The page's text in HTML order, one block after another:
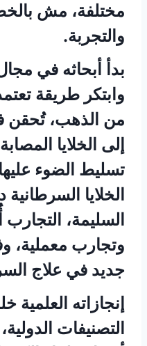
مختلفة، مش
والتجربة.
بدأ أبحاثه في
وابتكر طريقة
من الذهب، تُحقن
إلى الخلايا
تسليط الضوء
الخلايا
السليمة،
وتجارب معملية،
جديد في علاج
إنجازاته
التصنيفات